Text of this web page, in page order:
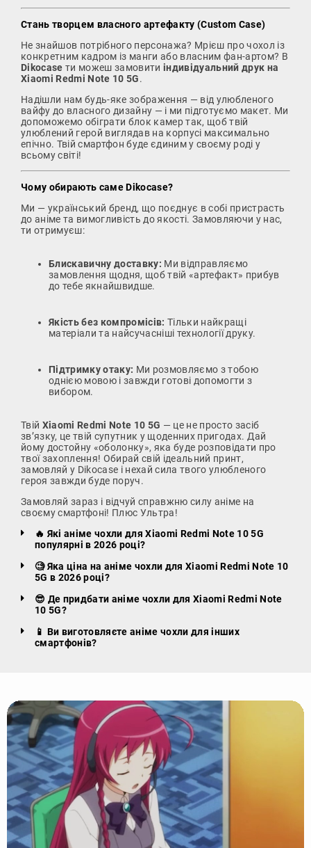
Стань творцем власного артефакту (Custom Case)
Не знайшов потрібного персонажа? Мрієш про чохол із
конкретним кадром із манги або власним фан-артом? В
Dikocase ти можеш замовитиіндивідуальний друк на
Xiaomi Redmi Note 10 5G.
Надішли нам будь-яке зображення — від улюбленого
вайфу до власного дизайну — і ми підготуємо макет. Ми
допоможемо обіграти блок камер так, щоб твій
улюблений герой виглядав на корпусі максимально
епічно. Твій смартфон буде єдиним у своєму роді у
всьому світі!
Чому обирають саме Dikocase?
Ми — український бренд, що поєднує в собі пристрасть
до аніме та вимогливість до якості. Замовляючи у нас,
ти отримуєш:
Блискавичну доставку: Ми відправляємо
замовлення щодня, щоб твій «артефакт» прибув
до тебе якнайшвидше.
Якість без компромісів: Тільки найкращі
матеріали та найсучасніші технології друку.
Підтримку отаку: Ми розмовляємо з тобою
однією мовою і завжди готові допомогти з
вибором.
Твій Xiaomi Redmi Note 10 5G — це не просто засіб
зв’язку, це твій супутник у щоденних пригодах. Дай
йому достойну «оболонку», яка буде розповідати про
твої захоплення! Обирай свій ідеальний принт,
замовляй у Dikocase і нехай сила твого улюбленого
героя завжди буде поруч.
Замовляй зараз і відчуй справжню силу аніме на
своєму смартфоні! Плюс Ультра!
🔥 Які аніме чохли для Xiaomi Redmi Note 10 5G
популярні в 2026 році?
🧐 Яка ціна на аніме чохли для Xiaomi Redmi Note 10
5G в 2026 році?
😎 Де придбати аніме чохли для Xiaomi Redmi Note
10 5G?
📱 Ви виготовляєте аніме чохли для інших
смартфонів?